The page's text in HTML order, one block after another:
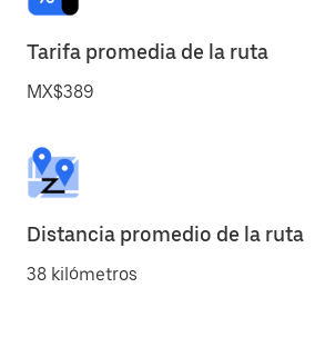
Tarifa promedia de la ruta
MX$389
Distancia promedio de la ruta
38 kilómetros